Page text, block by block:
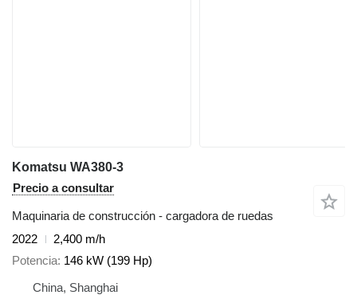
Komatsu WA380-3
Precio a consultar
Maquinaria de construcción - cargadora de ruedas
2022
2,400 m/h
Potencia 146 kW (199 Hp)
China, Shanghai